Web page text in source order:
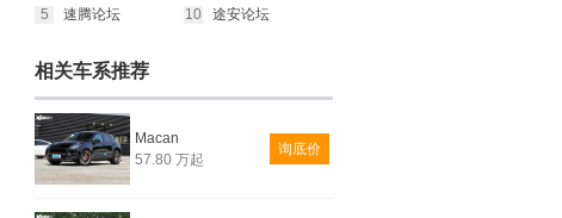
5
速腾论坛
10
途安论坛
相关车系推荐
Macan
57.80 万起
询底价